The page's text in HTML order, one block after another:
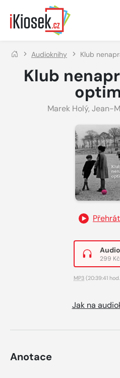
Přejít na hlavní obsah
Audioknihy Klub
Klub
Marek Holý, Jean-
299 Kč
MP3 (20:39:41
Jak na
Anotace